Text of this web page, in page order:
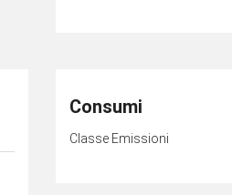
Consumi
Classe Emissioni